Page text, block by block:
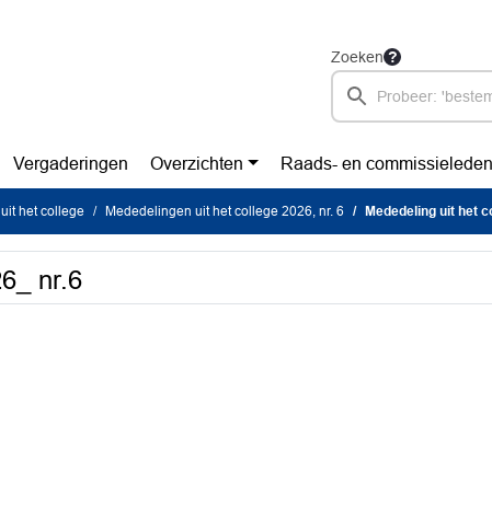
Zoeken
Vergaderingen Overzichten Raads- en commissieleden
het college Mededelingen uit het college 2026, nr. 6 Mededeling uit het
nr.6